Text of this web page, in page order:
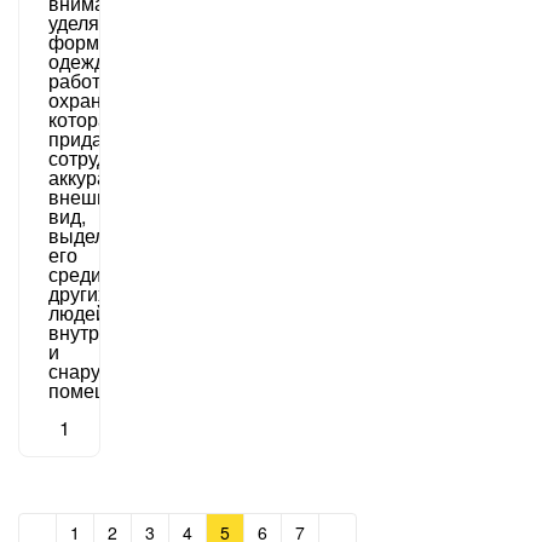
уделяется
форме
одежды
работника
охраны,
которая
придает
сотруднику
аккуратный
внешний
вид,
выделяет
его
среди
других
людей
внутри
и
снаружи
помещений.
1
1 2 3 4 5 6 7